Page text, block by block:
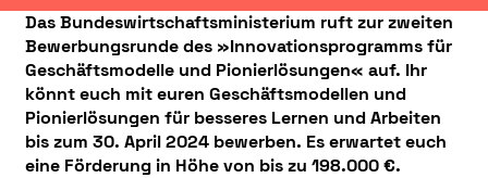
Das Bundeswirtschaftsministerium ruft zur zweiten
Bewerbungsrunde des »Innovationsprogramms für
Geschäftsmodelle und Pionierlösungen« auf. Ihr
könnt euch mit euren Geschäftsmodellen und
Pionierlösungen für besseres Lernen und Arbeiten
bis zum 30. April 2024 bewerben. Es erwartet euch
eine Förderung in Höhe von bis zu 198.000 €.